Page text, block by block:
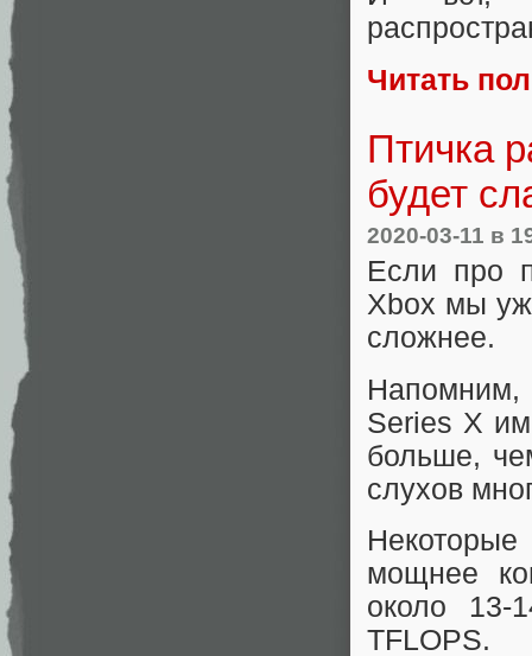
Читать
Птичка
будет
2020-03-11 в
Если про
Xbox мы
сложнее.
Напомним,
Series X
больше,
слухов
мощнее
около 13-
TFLOPS.